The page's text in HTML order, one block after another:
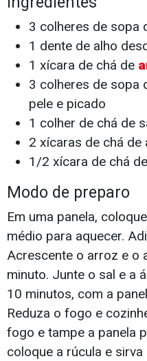
3 colheres de sopa
1 dente de alho
1 xícara de chá de
3 colheres de sopa
pele e picado
1 colher de chá de
2 xícaras de chá de
1/2 xícara de chá
Modo de preparo
Em uma panela,
médio para aquecer.
Acrescente o arroz e o
minuto. Junte o sal e a
10 minutos, com a
Reduza o fogo e
fogo e tampe a panela
coloque a rúcula e sirva